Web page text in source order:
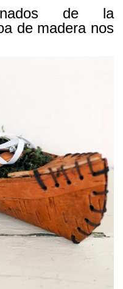
de la
de madera nos